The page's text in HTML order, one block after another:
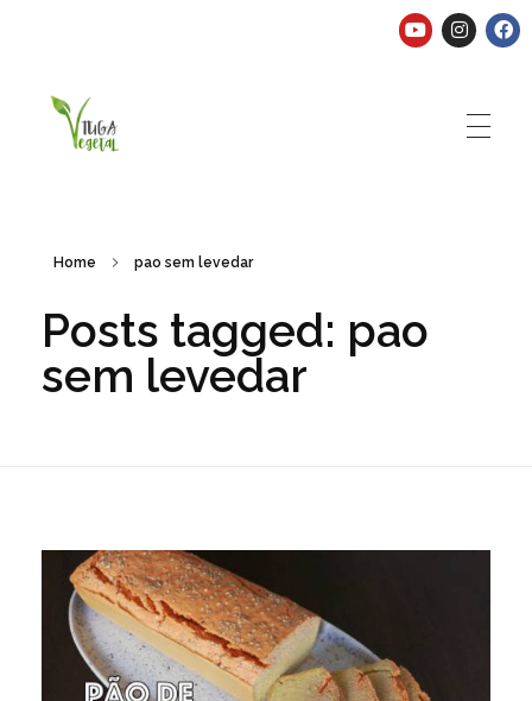
Home pao sem levedar
Posts tagged: pao
sem levedar